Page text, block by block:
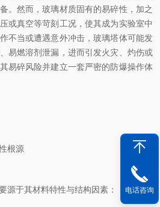
。然而，玻璃材质固有的易碎性，加之
或真空等苛刻工况，使其成为实验室中
不当或遭遇意外冲击，玻璃塔体可能发
易燃溶剂泄漏，进而引发火灾、灼伤或
易碎风险并建立一套严密的防爆操作体
根源
于其材料特性与结构因素： 电话咨询